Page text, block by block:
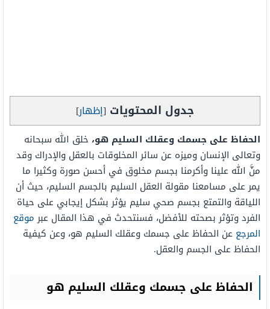
جدول المحتويات [إظهار]
الحفاظ على جسمك وعقلك السليم هو، خلق الله سبحانه
وتعالى الإنسان وميزه عن سائر المخلوقات بالعقل والإدراك وقد
منَّ الله علينا وأكرمنا بجسم مخلوق في أحسن صورة وكثيرا ما
يمر على مسامعنا مقولة العقل السليم بالجسم السليم، حيث أن
اللياقة والتمتع بجسم صحي سليم يؤثر بشكل إيجابي على حياة
الفرد وتؤثر بصحته للأفضل، فسنتحدث في هذا المقال عبرموقع
المرجع عن الحفاظ على جسمك وعقلك السليم هو، وعن كيفية
الحفاظ على الجسم والعقل.
الحفاظ على جسمك وعقلك السليم هو